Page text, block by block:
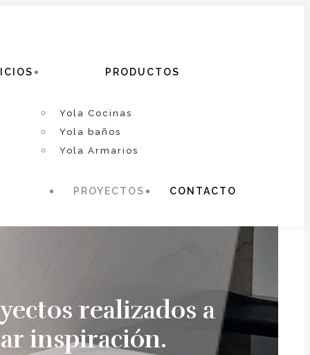
PRODUCTOS
Yola Cocinas
Yola baños
Yola Armarios
PROYECTOS CONTACTO
realizados a
inspiración.